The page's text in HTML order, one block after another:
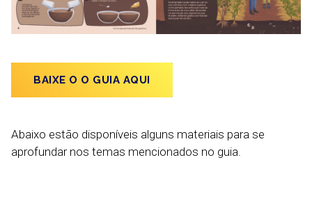
BAIXE O O GUIA AQUI
Abaixo estão disponíveis alguns materiais para se
aprofundar nos temas mencionados no guia.